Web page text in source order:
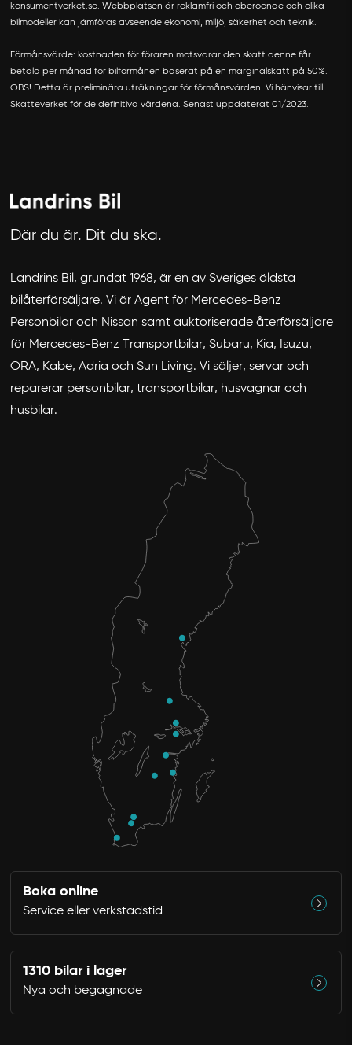
konsumentverket.se. Webbplatsen är reklamfri och oberoende och olika
bilmodeller kan jämföras avseende ekonomi, miljö, säkerhet och teknik.
Förmånsvärde: kostnaden för föraren motsvarar den skatt denne får
betala per månad för bilförmånen baserat på en marginalskatt på 50%.
OBS! Detta är preliminära uträkningar för förmånsvärden. Vi hänvisar till
Skatteverket för de definitiva värdena. Senast uppdaterat 01/2023.
Där du är. Dit du ska.
Landrins Bil, grundat 1968, är en av Sveriges äldsta
bilåterförsäljare. Vi är Agent för Mercedes-Benz
Personbilar och Nissan samt auktoriserade återförsäljare
för Mercedes-Benz Transportbilar, Subaru, Kia, Isuzu,
ORA, Kabe, Adria och Sun Living. Vi säljer, servar och
reparerar personbilar, transportbilar, husvagnar och
husbilar.
Boka online
Service eller verkstadstid
1310 bilar i lager
Nya och begagnade